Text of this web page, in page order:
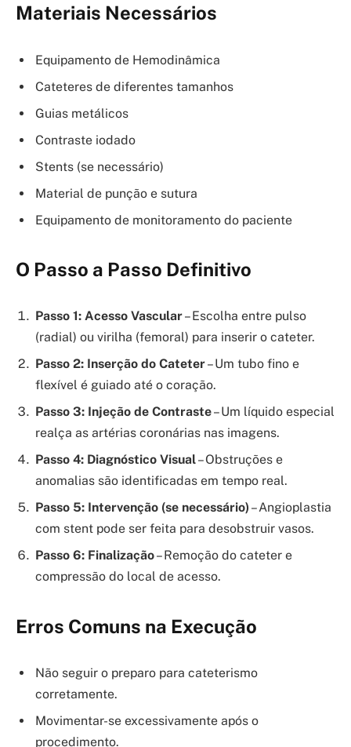
Materiais Necessários
Equipamento de Hemodinâmica
Cateteres de diferentes tamanhos
Guias metálicos
Contraste iodado
Stents (se necessário)
Material de punção e sutura
Equipamento de monitoramento do paciente
O Passo a Passo Definitivo
Passo 1: Acesso Vascular– Escolha entre pulso
(radial) ou virilha (femoral) para inserir o cateter.
Passo 2: Inserção do Cateter– Um tubo fino e
flexível é guiado até o coração.
Passo 3: Injeção de Contraste– Um líquido especial
realça as artérias coronárias nas imagens.
Passo 4: Diagnóstico Visual– Obstruções e
anomalias são identificadas em tempo real.
Passo 5: Intervenção (se necessário) – Angioplastia
com stent pode ser feita para desobstruir vasos.
Passo 6: Finalização– Remoção do cateter e
compressão do local de acesso.
Erros Comuns na Execução
Não seguir o preparo para cateterismo
corretamente.
Movimentar-se excessivamente após o
procedimento.